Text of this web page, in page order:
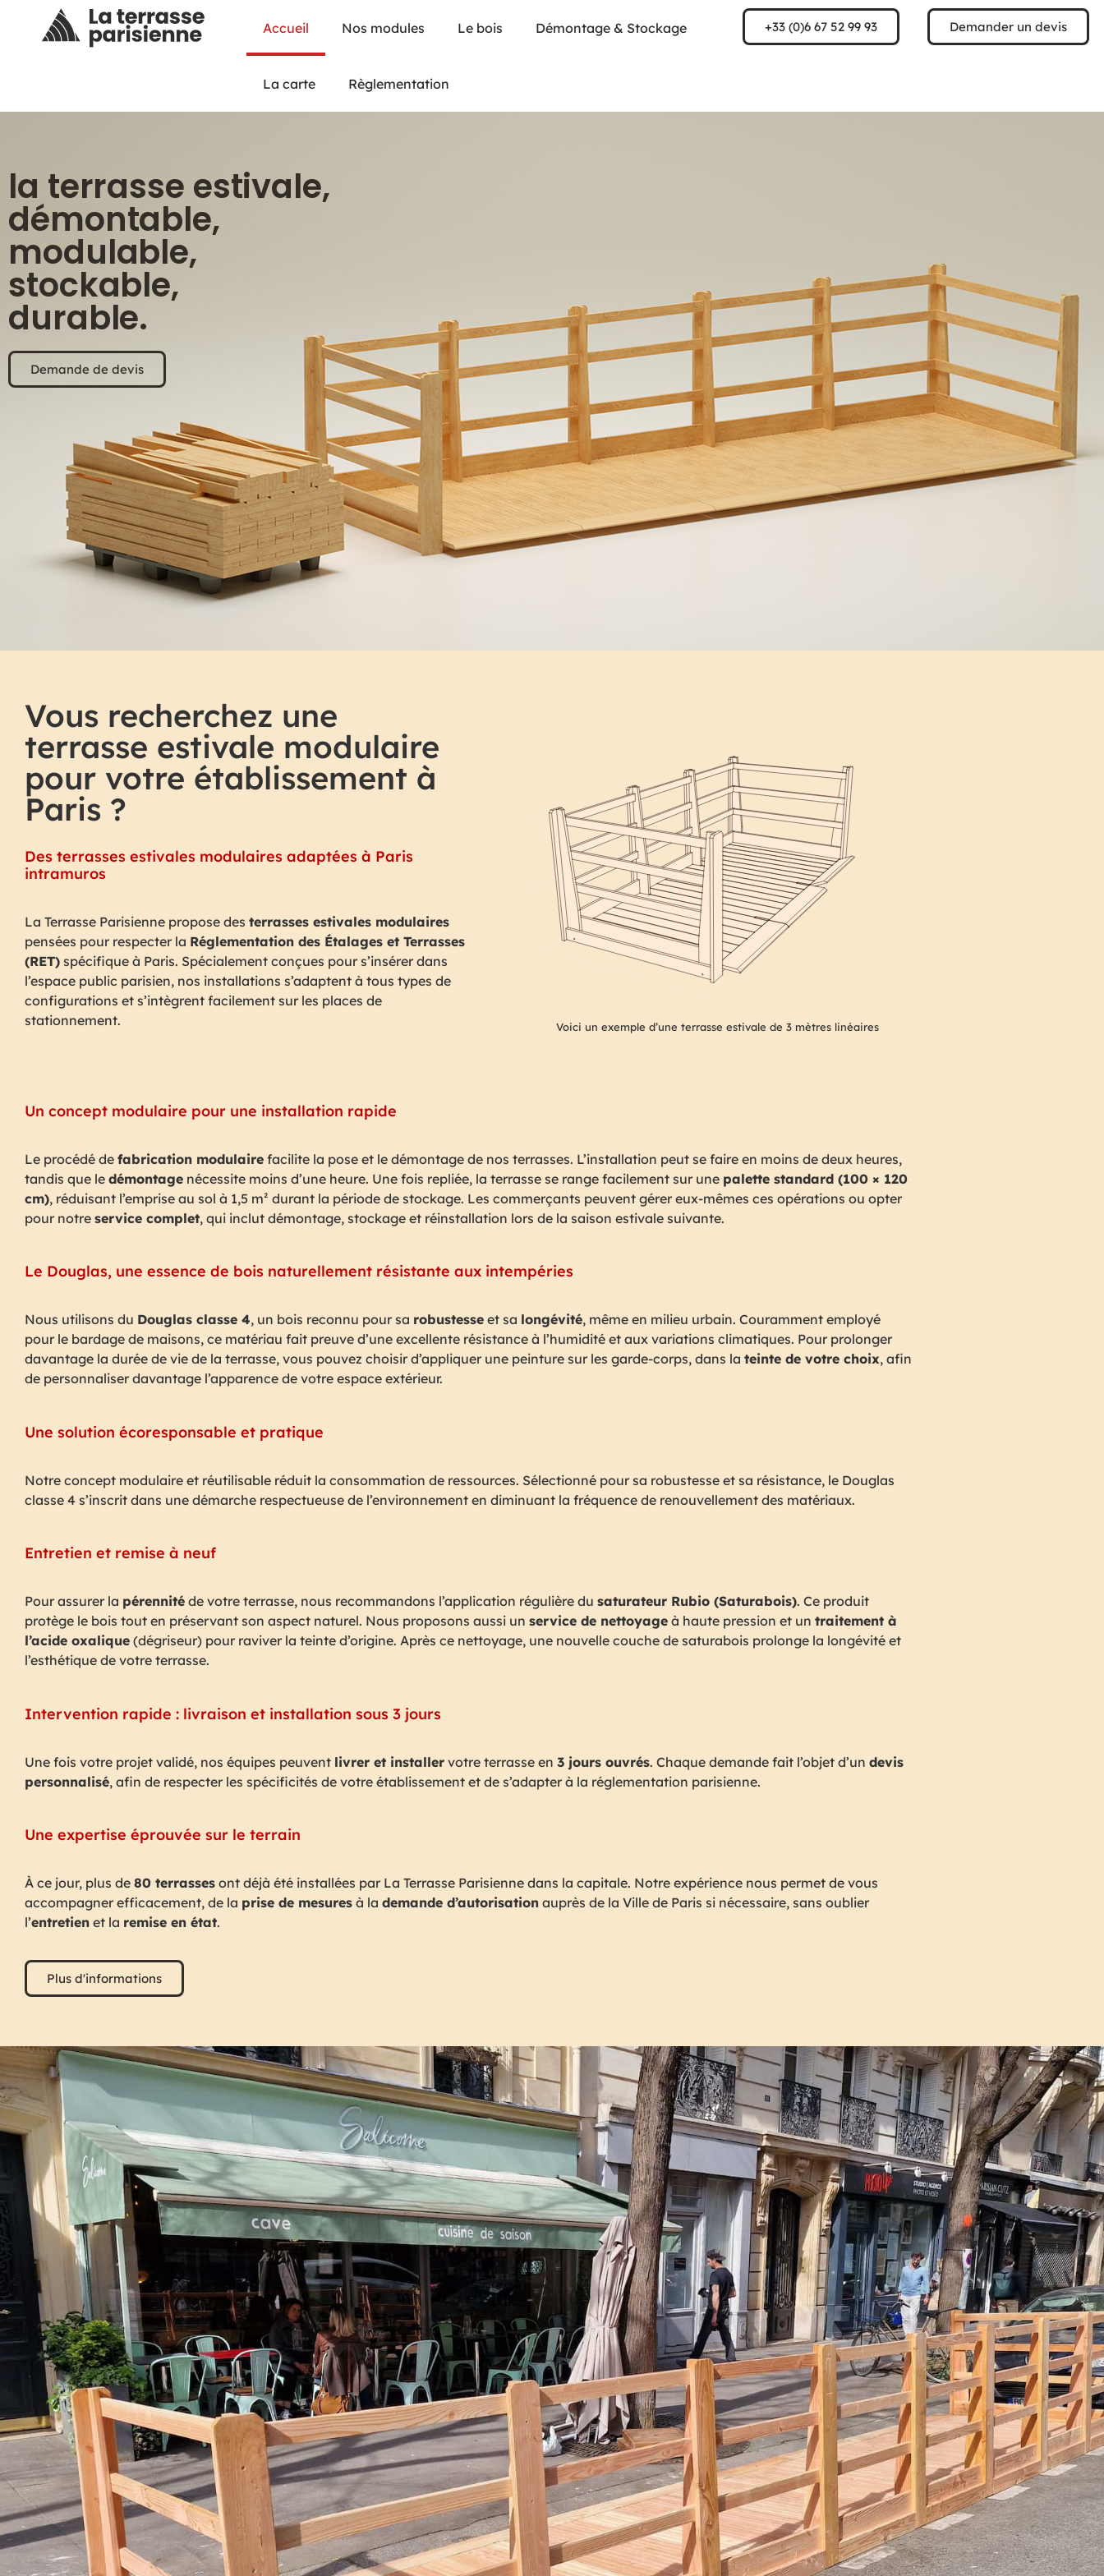
Accueil Nos modules Le bois Démontage & Stockage
La carte Règlementation
+33 (0)6 67 52 99 93 Demander un devis
la terrasse estivale,
démontable,
modulable,
stockable,
durable.
Demande de devis
Vous recherchez une
terrasse estivale modulaire
pour votre établissement à
Paris ?
Des terrasses estivales modulaires adaptées à Paris
intramuros
La Terrasse Parisienne propose des terrasses estivales modulaires
pensées pour respecter la Réglementation des Étalages et Terrasses
(RET) spécifique à Paris. Spécialement conçues pour s’insérer dans
l’espace public parisien, nos installations s’adaptent à tous types de
configurations et s’intègrent facilement sur les places de
stationnement.
Voici un exemple d’une terrasse estivale de 3 mètres linéaires
Un concept modulaire pour une installation rapide
Le procédé de fabrication modulaire facilite la pose et le démontage de nos terrasses. L’installation peut se faire en moins de deux heures,
tandis que le démontage nécessite moins d’une heure. Une fois repliée, la terrasse se range facilement sur une palette standard (100 × 120
cm), réduisant l’emprise au sol à 1,5 m² durant la période de stockage. Les commerçants peuvent gérer eux-mêmes ces opérations ou opter
pour notre service complet, qui inclut démontage, stockage et réinstallation lors de la saison estivale suivante.
Le Douglas, une essence de bois naturellement résistante aux intempéries
Nous utilisons du Douglas classe 4, un bois reconnu pour sa robustesse et sa longévité, même en milieu urbain. Couramment employé
pour le bardage de maisons, ce matériau fait preuve d’une excellente résistance à l’humidité et aux variations climatiques. Pour prolonger
davantage la durée de vie de la terrasse, vous pouvez choisir d’appliquer une peinture sur les garde-corps, dans la teinte de votre choix, afin
de personnaliser davantage l’apparence de votre espace extérieur.
Une solution écoresponsable et pratique
Notre concept modulaire et réutilisable réduit la consommation de ressources. Sélectionné pour sa robustesse et sa résistance, le Douglas
classe 4 s’inscrit dans une démarche respectueuse de l’environnement en diminuant la fréquence de renouvellement des matériaux.
Entretien et remise à neuf
Pour assurer la pérennité de votre terrasse, nous recommandons l’application régulière du saturateur Rubio (Saturabois). Ce produit
protège le bois tout en préservant son aspect naturel. Nous proposons aussi un service de nettoyage à haute pression et un traitement à
l’acide oxalique (dégriseur) pour raviver la teinte d’origine. Après ce nettoyage, une nouvelle couche de saturabois prolonge la longévité et
l’esthétique de votre terrasse.
Intervention rapide : livraison et installation sous 3 jours
Une fois votre projet validé, nos équipes peuvent livrer et installer votre terrasse en 3 jours ouvrés. Chaque demande fait l’objet d’un devis
personnalisé, afin de respecter les spécificités de votre établissement et de s’adapter à la réglementation parisienne.
Une expertise éprouvée sur le terrain
À ce jour, plus de 80 terrasses ont déjà été installées par La Terrasse Parisienne dans la capitale. Notre expérience nous permet de vous
accompagner efficacement, de la prise de mesures à la demande d’autorisation auprès de la Ville de Paris si nécessaire, sans oublier
l’entretien et la remise en état.
Plus d'informations